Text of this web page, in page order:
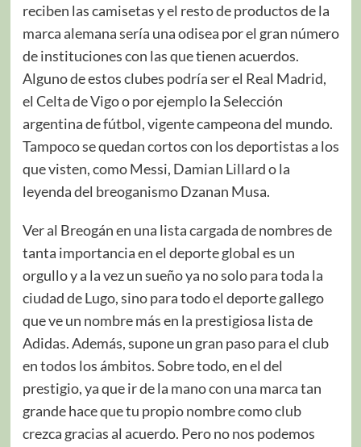
reciben las camisetas y el resto de productos de la
marca alemana sería una odisea por el gran número
de instituciones con las que tienen acuerdos.
Alguno de estos clubes podría ser el Real Madrid,
el Celta de Vigo o por ejemplo la Selección
argentina de fútbol, vigente campeona del mundo.
Tampoco se quedan cortos con los deportistas a los
que visten, como Messi, Damian Lillard o la
leyenda del breoganismo Dzanan Musa.
Ver al Breogán en una lista cargada de nombres de
tanta importancia en el deporte global es un
orgullo y a la vez un sueño ya no solo para toda la
ciudad de Lugo, sino para todo el deporte gallego
que ve un nombre más en la prestigiosa lista de
Adidas. Además, supone un gran paso para el club
en todos los ámbitos. Sobre todo, en el del
prestigio, ya que ir de la mano con una marca tan
grande hace que tu propio nombre como club
crezca gracias al acuerdo. Pero no nos podemos